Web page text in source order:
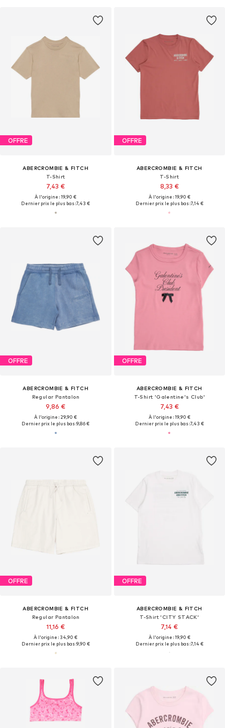
OFFRE
ABERCROMBIE & FITCH
T-Shirt
7,43 €
À l'origine : 19,90 €
Dernier prix le plus bas :7,43 €
OFFRE
ABERCROMBIE & FITCH
T-Shirt
8,33 €
À l'origine : 19,90 €
Dernier prix le plus bas :7,14 €
OFFRE
ABERCROMBIE & FITCH
Regular Pantalon
9,86 €
À l'origine : 29,90 €
Dernier prix le plus bas :9,86 €
OFFRE
ABERCROMBIE & FITCH
T-Shirt 'Galentine's Club'
7,43 €
À l'origine : 19,90 €
Dernier prix le plus bas :7,43 €
OFFRE
ABERCROMBIE & FITCH
Regular Pantalon
11,16 €
À l'origine : 34,90 €
Dernier prix le plus bas :9,90 €
OFFRE
ABERCROMBIE & FITCH
T-Shirt 'CITY STACK'
7,14 €
À l'origine : 19,90 €
Dernier prix le plus bas :7,14 €